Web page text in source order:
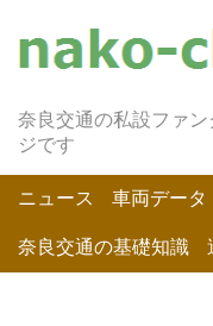
奈良交通の私設ファ
ジです
ニュース 車両データ
奈良交通の基礎知識